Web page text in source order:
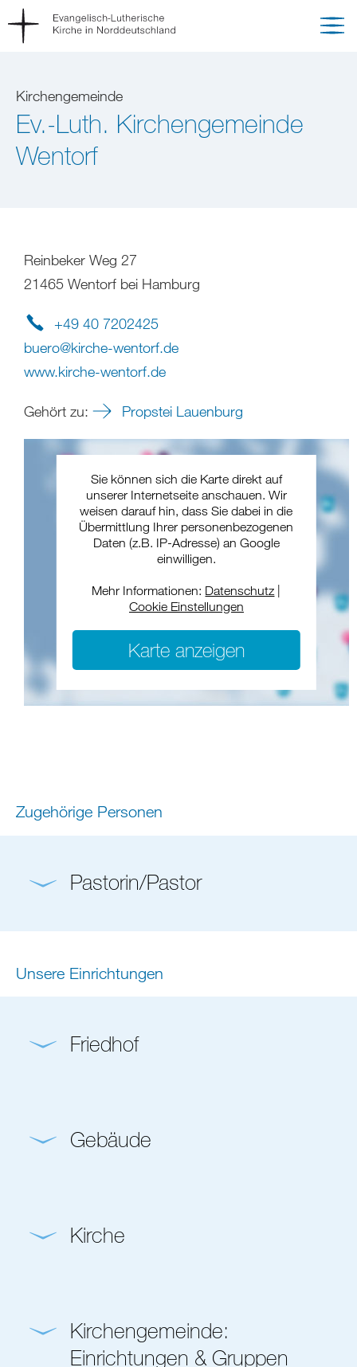
Kirchengemeinde
Ev.-Luth. Kirchengemeinde
Wentorf
Reinbeker Weg 27
21465 Wentorf bei Hamburg
+49 40 7202425
buero@kirche-wentorf.de
www.kirche-wentorf.de
Gehört zu: Propstei Lauenburg
Sie können sich die Karte direkt auf
unserer Internetseite anschauen. Wir
weisen darauf hin, dass Sie dabei in die
Übermittlung Ihrer personenbezogenen
Daten (z.B. IP-Adresse) an Google
einwilligen.
Mehr Informationen: Datenschutz
Cookie Einstellungen
Karte anzeigen
Zugehörige Personen
Pastorin/Pastor
Unsere Einrichtungen
Friedhof
Gebäude
Kirche
Kirchengemeinde:
Einrichtungen & Gruppen